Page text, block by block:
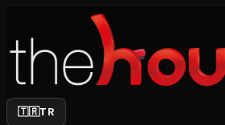
🇹🇷TR